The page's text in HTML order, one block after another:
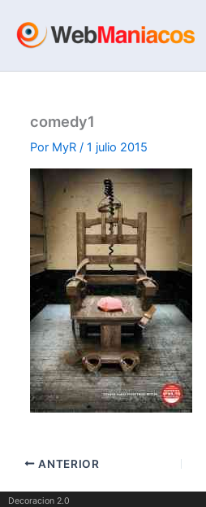
contenido
comedy1
Por MyR/1 julio 2015
ANTERIOR
Decoracion 2.0